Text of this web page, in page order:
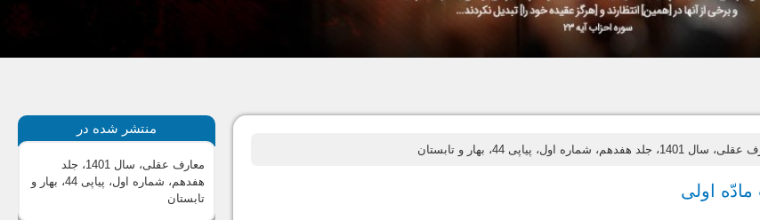
1401، جلد هفدهم، شماره اول، پیاپی 44، بهار و تابستان
مادّه اولی
منتشر شده در
معارف عقلی، سال 1401، جلد
هفدهم، شماره اول، پیاپی 44، بهار و
تابستان